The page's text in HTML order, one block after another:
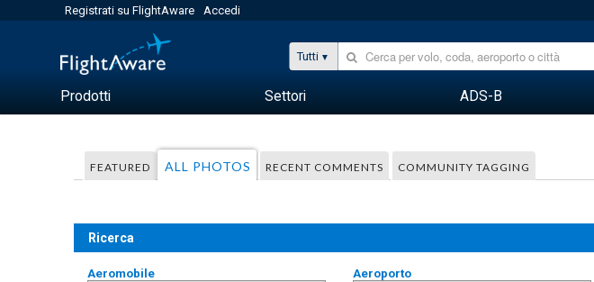
Registrati su FlightAware Accedi
Tutti
Prodotti Settori ADS-B
FEATURED ALL PHOTOS RECENT COMMENTS COMMUNITY TAGGING
Ricerca
Aeromobile Aeroporto